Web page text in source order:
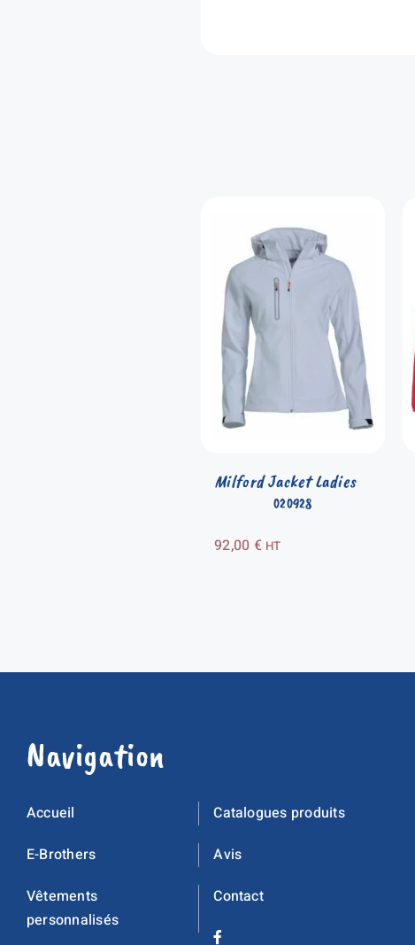
020928
Milford Jacket Ladies
92,00 € HT
Navigation
Accueil
E-Brothers
Vêtements
personnalisés
Catalogues produits
Avis
Contact